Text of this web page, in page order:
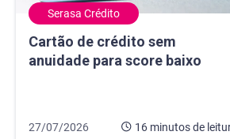
Serasa Crédito
Cartão de crédito sem
anuidade para score baixo
Cartão de crédito sem anuidade
Data de publicação 27 de julho de 2026
27/07/2026 16 minutosde
16 minutos de leitura